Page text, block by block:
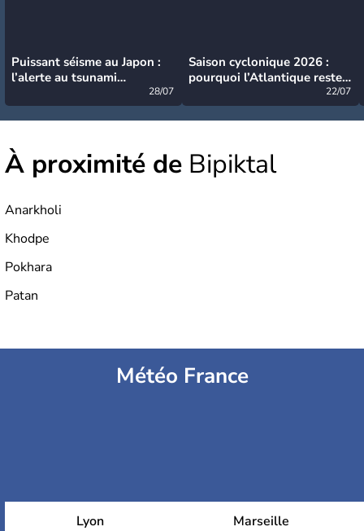
Puissant séisme au Japon :
l’alerte au tsunami
28/07
Saison cyclonique 2026 :
pourquoi l’Atlantique reste
22/07
À proximité de Bipiktal
Anarkholi
Khodpe
Pokhara
Patan
Météo France
Lyon Marseille